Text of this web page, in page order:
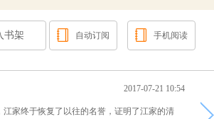
书架 自动订阅 手机阅读
2017-07-21 10:54
家终于恢复了以往的名誉，证明了江家的清